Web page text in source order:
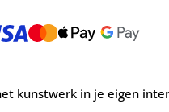
kunstwerk in je eigen